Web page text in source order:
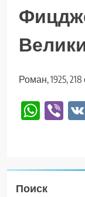
Роман, 1925,
Поиск